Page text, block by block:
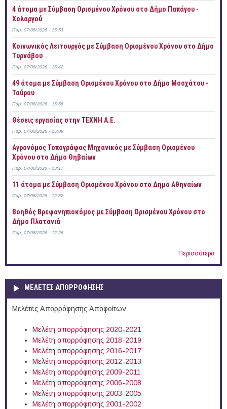
4 άτομα με Σύμβαση Ορισμένου Χρόνου στο Δήμο Παπάγου -
Χολαργού
Παρ, 07/08/2026 - 15:53
Κοινωνικός Λειτουργός με Σύμβαση Ορισμένου Χρόνου στο Δήμο
Τυρνάβου
Παρ, 07/08/2026 - 15:42
49 άτομα με Σύμβαση Ορισμένου Χρόνου στο Δήμο Μοσχάτου -
Ταύρου
Παρ, 07/08/2026 - 15:36
Θέσεις εργασίας στην ΤΕΧΝΗ Α.Ε.
Παρ, 07/08/2026 - 15:09
Αγρονόμος Τοπογράφος Μηχανικός με Σύμβαση Ορισμένου
Χρόνου στο Δήμο Θηβαίων
Παρ, 07/08/2026 - 13:17
11 άτομα με Σύμβαση Ορισμένου Χρόνου στο Δημο Αθηναίων
Παρ, 07/08/2026 - 12:32
Βοηθός Βρεφονηπιοκόμος με Σύμβαση Ορισμένου Χρόνου στο
Δήμο Πλατανιά
Παρ, 07/08/2026 - 12:26
Περισσότερα
ΜΕΛΕΤΕΣ ΑΠΟΡΡΟΦΗΣΗΣ
Μελέτες Απορρόφησης Αποφοίτων
Μελέτη απορρόφησης 2020-2021
Μελέτη απορρόφησης 2018-2019
Μελέτη απορρόφησης 2016-2017
Μελέτη απορρόφησης 2012-2013
Μελέτη απορρόφησης 2009-2011
Μελέτη απορρόφησης 2006-2008
Μελέτη απορρόφησης 2003-2005
Μελέτη απορρόφησης 2001-2002